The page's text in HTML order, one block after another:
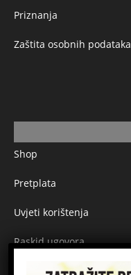
Priznanja
Zaštita osobnih podataka
Shop
Pretplata
Uvjeti korištenja
Raskid ugovora
Načini plaćanja